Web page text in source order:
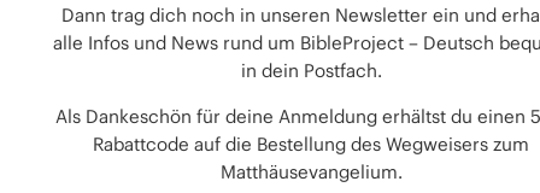
Dann trag dich noch in unseren Newsletter ein und
alle Infos und News rund um BibleProject – Deutsch
in dein Postfach.
Als Dankeschön für deine Anmeldung erhältst du einen
Rabattcode auf die Bestellung des Wegweisers zum
Matthäusevangelium.